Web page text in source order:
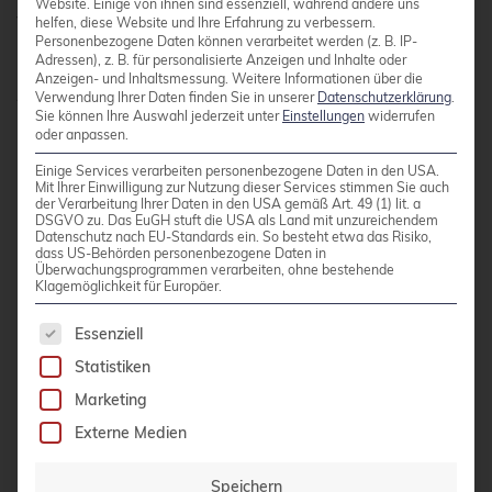
für spezielle Anwendungsfälle ein.
Anwendungsfälle für verschiedene
Unternehmensgrößen:
Kleine Unternehmen (bis 50 Mitarbeiter):
Server-Konsolidierung
Entwicklungs- und Testumgebungen
Einfache Backup-Lösungen
Mittelständische Unternehmen (50–500
Mitarbeiter):
Website. Einige von ihnen sind essenziell, während andere uns
helfen, diese Website und Ihre Erfahrung zu verbessern.
Personenbezogene Daten können verarbeitet werden (z. B. IP-
Adressen), z. B. für personalisierte Anzeigen und Inhalte oder
Anzeigen- und Inhaltsmessung. Weitere Informationen über die
Verwendung Ihrer Daten finden Sie in unserer Datenschutzerklärung
Sie können Ihre Auswahl jederzeit unter Einstellungen widerrufen
oder anpassen.
Einige Services verarbeiten personenbezogene Daten in den USA.
Mit Ihrer Einwilligung zur Nutzung dieser Services stimmen Sie auch
der Verarbeitung Ihrer Daten in den USA gemäß Art. 49 (1) lit. a
DSGVO zu. Das EuGH stuft die USA als Land mit unzureichendem
Datenschutz nach EU-Standards ein. So besteht etwa das Risiko,
dass US-Behörden personenbezogene Daten in
Überwachungsprogrammen verarbeiten, ohne bestehende
Klagemöglichkeit für Europäer.
Es folgt eine Liste der Service-Gruppen, für die
Essenziell
Statistiken
Marketing
Externe Medien
Speichern